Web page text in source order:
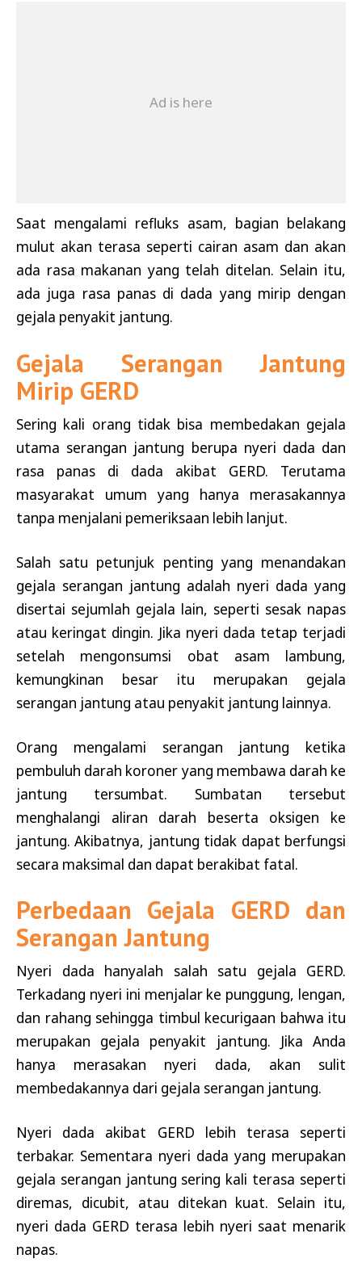
Saat mengalami refluks asam, bagian belakang
mulut akan terasa seperti cairan asam dan akan
ada rasa makanan yang telah ditelan. Selain itu,
ada juga rasa panas di dada yang mirip dengan
gejala penyakit jantung.
Gejala Serangan Jantung
Mirip GERD
Sering kali orang tidak bisa membedakan gejala
utama serangan jantung berupa nyeri dada dan
rasa panas di dada akibat GERD. Terutama
masyarakat umum yang hanya merasakannya
tanpa menjalani pemeriksaan lebih lanjut.
Salah satu petunjuk penting yang menandakan
gejala serangan jantung adalah nyeri dada yang
disertai sejumlah gejala lain, seperti sesak napas
atau keringat dingin. Jika nyeri dada tetap terjadi
setelah mengonsumsi obat asam lambung,
kemungkinan besar itu merupakan gejala
serangan jantung atau penyakit jantung lainnya.
Orang mengalami serangan jantung ketika
pembuluh darah koroner yang membawa darah ke
jantung tersumbat. Sumbatan tersebut
menghalangi aliran darah beserta oksigen ke
jantung. Akibatnya, jantung tidak dapat berfungsi
secara maksimal dan dapat berakibat fatal.
Perbedaan Gejala GERD dan
Serangan Jantung
Nyeri dada hanyalah salah satu gejala GERD.
Terkadang nyeri ini menjalar ke punggung, lengan,
dan rahang sehingga timbul kecurigaan bahwa itu
merupakan gejala penyakit jantung. Jika Anda
hanya merasakan nyeri dada, akan sulit
membedakannya dari gejala serangan jantung.
Nyeri dada akibat GERD lebih terasa seperti
terbakar. Sementara nyeri dada yang merupakan
gejala serangan jantung sering kali terasa seperti
diremas, dicubit, atau ditekan kuat. Selain itu,
nyeri dada GERD terasa lebih nyeri saat menarik
napas.